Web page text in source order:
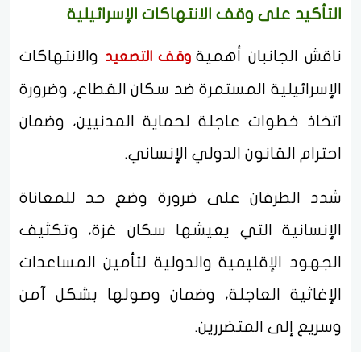
التأكيد على وقف الانتهاكات الإسرائيلية
ناقش الجانبان أهميةوقف التصعيد والانتهاكات
الإسرائيلية المستمرة ضد سكان القطاع، وضرورة
اتخاذ خطوات عاجلة لحماية المدنيين، وضمان
احترام القانون الدولي الإنساني.
شدد الطرفان على ضرورة وضع حد للمعاناة
الإنسانية التي يعيشها سكان غزة، وتكثيف
الجهود الإقليمية والدولية لتأمين المساعدات
الإغاثية العاجلة، وضمان وصولها بشكل آمن
وسريع إلى المتضررين.